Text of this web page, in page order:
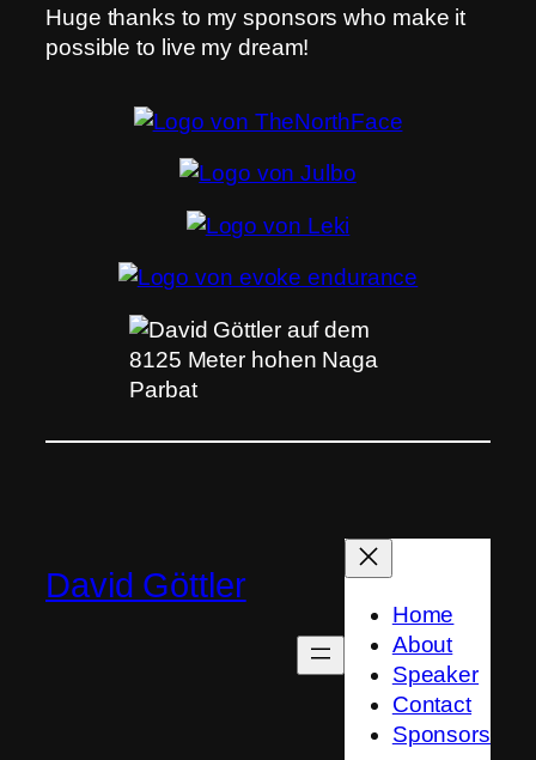
Huge thanks to my sponsors who make it
possible to live my dream!
David Göttler
Home
About
Speaker
Contact
Sponsors